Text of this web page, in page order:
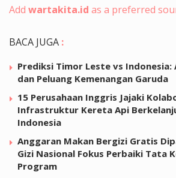
Add wartakita.id as a preferred
BACA JUGA :
Prediksi Timor Leste vs Indonesia:
dan Peluang Kemenangan Garuda
15 Perusahaan Inggris Jajaki
Infrastruktur Kereta Api
Indonesia
Anggaran Makan Bergizi Gratis
Gizi Nasional Fokus Perbaiki Tata
Program